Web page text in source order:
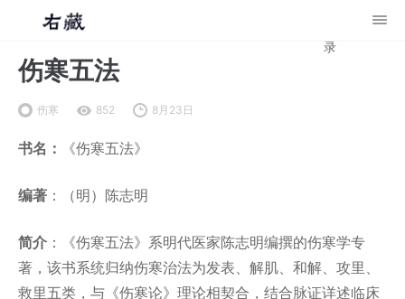
录
伤寒五法
伤寒 852 8月23日
书名： 《伤寒五法》
编著 ：（明）陈志明
简介 ：《伤寒五法》系明代医家陈志明编撰的伤寒学专
著，该书系统归纳伤寒治法为发表、解肌、和解、攻里、
救里五类，与《伤寒论》理论相契合，结合脉证详述临床